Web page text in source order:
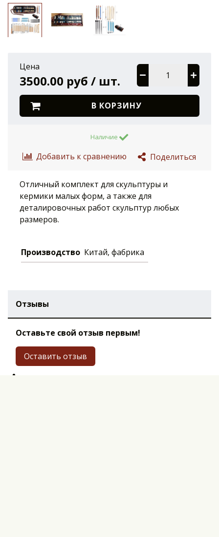
Цена
3500.00 руб / шт.
В КОРЗИНУ
Наличие
Добавить к сравнению Поделиться
Отличный комплект для скульптуры и
кермики малых форм, а также для
деталировочных работ скульптур любых
размеров.
Производство Китай, фабрика
Отзывы
Оставьте свой отзыв первым!
Оставить отзыв